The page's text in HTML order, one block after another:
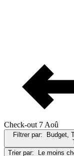
Check-out 7 Aoû
Filtrer par:
Budget,
Trier par:
Le moins